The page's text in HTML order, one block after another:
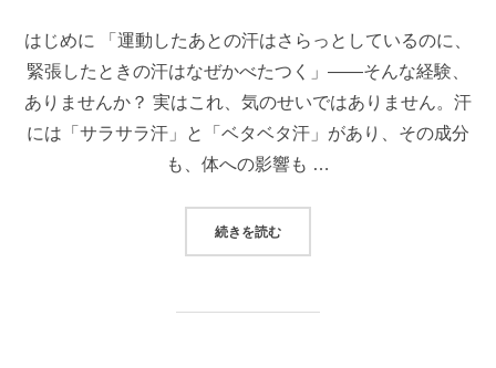
日:
はじめに 「運動したあとの汗はさらっとしているのに、
緊張したときの汗はなぜかべたつく」——そんな経験、
ありませんか？ 実はこれ、気のせいではありません。汗
には「サラサラ汗」と「ベタベタ汗」があり、その成分
も、体への影響も …
続きを読む“サラサラ汗とベタベタ汗の違いっ